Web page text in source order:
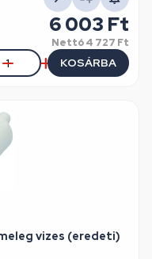
6 003 Ft
Nettó4 727 Ft
KOSÁRBA
vizes (eredeti)